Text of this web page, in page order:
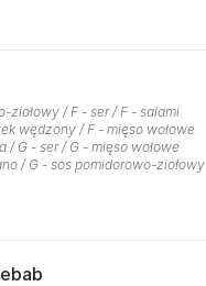
ziołowy / F - ser / F - salami
wędzony / F - mięso wołowe
/ G - ser / G - mięso wołowe
/ G - sos pomidorowo-ziołowy